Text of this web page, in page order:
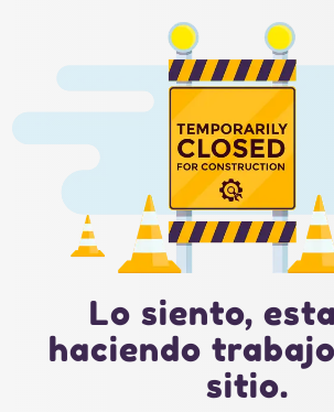
Lo siento,
haciendo
sitio.